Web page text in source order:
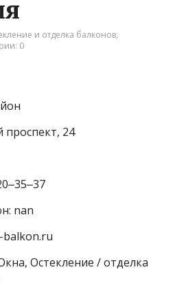
и отделка балконов,
0
проспект, 24
nan
balkon.ru
Остекление / отделка